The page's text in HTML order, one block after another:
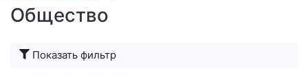
Общество
Показать фильтр